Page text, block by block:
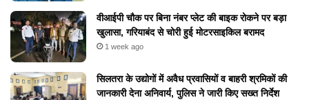
वीआईपी चौक पर बिना नंबर प्लेट की बाइक रोकने पर बड़ा
खुलासा, गरियाबंद से चोरी हुई मोटरसाइकिल बरामद
1 week ago
सिलतरा के उद्योगों में अवैध प्रवासियों व बाहरी श्रमिकों की
जानकारी देना अनिवार्य, पुलिस ने जारी किए सख्त निर्देश